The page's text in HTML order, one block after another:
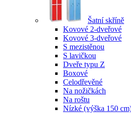
Šatní skříně
Kovové 2-dveřové
Kovové 3-dveřové
S mezistěnou
S lavičkou
Dveře typu Z
Boxové
Celodřevěné
Na nožičkách
Na roštu
Nízké (výška 150